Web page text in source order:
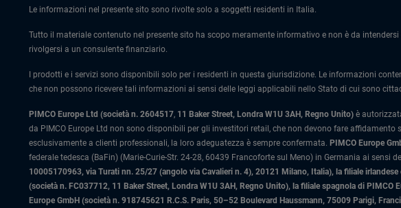
Le informazioni nel presente sito sono rivolte solo a soggetti residenti in Italia.
Tutto il materiale contenuto nel presente sito ha scopo meramente informativo e non è da
rivolgersi a un consulente finanziario.
I prodotti e i servizi sono disponibili solo per i residenti in questa giurisdizione. Le informazioni
che non possono ricevere tali informazioni ai sensi delle leggi applicabili nello Stato di cui sono
PIMCO Europe Ltd (società n. 2604517, 11 Baker Street, Londra W1U 3AH, Regno Unito) è
da PIMCO Europe Ltd non sono disponibili per gli investitori retail, che non devono fare
esclusivamente a clienti professionali, la loro adeguatezza è sempre confermata. PIMCO Europe
federale tedesca (BaFin) (Marie-Curie-Str. 24-28, 60439 Francoforte sul Meno) in Germania ai sensi
10005170963, via Turati nn. 25/27 (angolo via Cavalieri n. 4), 20121 Milano, Italia), la filiale
(società n. FC037712, 11 Baker Street, Londra W1U 3AH, Regno Unito), la filiale spagnola di
Europe GmbH (società n. 918745621 R.C.S. Paris, 50–52 Boulevard Haussmann, 75009 Parigi,